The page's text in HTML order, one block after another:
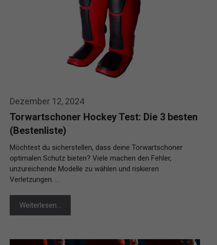
Dezember 12, 2024
Torwartschoner Hockey Test: Die 3 besten
(Bestenliste)
Möchtest du sicherstellen, dass deine Torwartschoner
optimalen Schutz bieten? Viele machen den Fehler,
unzureichende Modelle zu wählen und riskieren
Verletzungen. …
Weiterlesen…